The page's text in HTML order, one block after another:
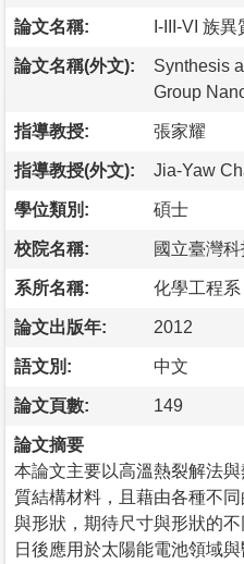
論文名稱: I-III-VI 族
論文名稱(外文):
Synthesis
Group
指導教授: 張家耀
指導教授(外文): Jia-Yaw
學位類別: 碩士
校院名稱: 國立臺灣
系所名稱: 化學工程系
論文出版年: 2012
語文別: 中文
論文頁數: 149
論文摘要
本論文主要以高溫熱裂解法
質結構材料，且藉由各種不
與形狀，期待尺寸與形狀的
日後應用於太陽能電池領域